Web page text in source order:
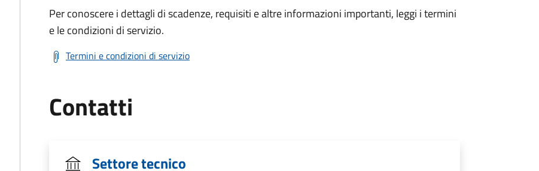
Per conoscere i dettagli di scadenze, requisiti e altre informazioni importanti, leggi i termini
e le condizioni di servizio.
Termini e condizioni di servizio
Contatti
Settore tecnico